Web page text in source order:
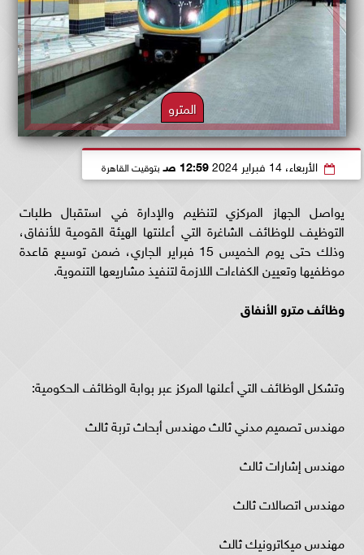
المترو
الأربعاء، 14 فبراير 2024 12:59 صـ بتوقيت القاهرة
يواصل الجهاز المركزي لتنظيم والإدارة في استقبال طلبات
التوظيف للوظائف الشاغرة التي أعلنتها الهيئة القومية للأنفاق،
وذلك حتى يوم الخميس 15 فبراير الجاري، ضمن توسيع قاعدة
موظفيها وتعيين الكفاءات اللازمة لتنفيذ مشاريعها التنموية.
وظائف مترو الأنفاق
وتشكل الوظائف التي أعلنها المركز عبر بوابة الوظائف الحكومية:
مهندس تصميم مدني ثالث مهندس أبحاث تربة ثالث
مهندس إشارات ثالث
مهندس اتصالات ثالث
مهندس ميكاترونيك ثالث